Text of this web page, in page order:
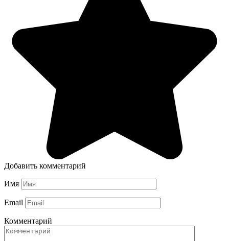
Добавить комментарий
Имя
Email
Комментарий